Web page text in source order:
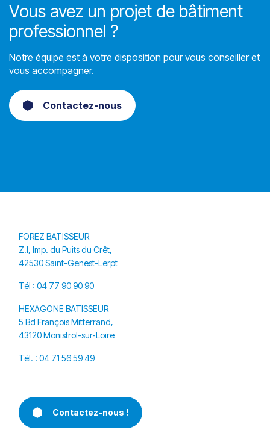
Vous avez un projet de bâtiment
professionnel ?
Notre équipe est à votre disposition pour vous conseiller et
vous accompagner.
Contactez-nous
FOREZ BATISSEUR
Z.I, Imp. du Puits du Crêt,
42530 Saint-Genest-Lerpt
Tél : 04 77 90 90 90
HEXAGONE BATISSEUR
5 Bd François Mitterrand,
43120 Monistrol-sur-Loire
Tél. : 04 71 56 59 49
Contactez-nous !